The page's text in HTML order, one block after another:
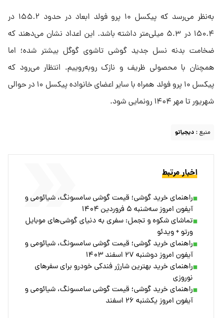
به‌نظر می‌رسد که پیکسل ۱۰ پرو فولد ابعاد در حدود ۱۵۵.۲ در
۱۵۰.۴ در ۵.۳ میلی‌متر داشته باشد. این اعداد نشان می‌دهند که
ضخامت بدنه نسل جدید گوشی تاشوی گوگل بیشتر شده؛ اما
همچنان با محصولی ظریف و نازک روبه‌روییم. انتظار می‌رود که
پیکسل ۱۰ پرو فولد همراه با سایر اعضای خانواده پیکسل ۱۰ در حوالی
شهریور تا مهر ۱۴۰۴ رونمایی شود.
منبع : دیجیاتو
اخبار مرتبط
راهنمای خرید گوشی؛ قیمت گوشی سامسونگ، شیائومی و
آیفون امروز سه‌شنبه ۵ فروردین ۱۴۰۴
تماشای شکوه و تجمل: سفری به دنیای گوشی‌های موبایل
ورتو + ویدئو
راهنمای خرید گوشی؛ قیمت گوشی سامسونگ، شیائومی و
آیفون امروز دوشنبه ۲۷ اسفند ۱۴۰۳
راهنمای خرید بهترین شارژر فندکی خودرو برای سفرهای
نوروزی
راهنمای خرید گوشی؛ قیمت گوشی سامسونگ، شیائومی و
آیفون امروز یکشنبه ۲۶ اسفند